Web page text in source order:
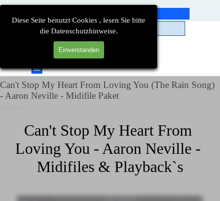
Diese Seite benutzt Cookies , lesen Sie bitte
die Datenschutzhinweise.
Einverstanden
Direkt zum Seiteninhalt
Menü überspringen
Can't Stop My Heart From Loving You (The Rain Song)
- Aaron Neville - Midifile Paket
Can't Stop My Heart From
Loving You - Aaron Neville -
Midifiles & Playback`s